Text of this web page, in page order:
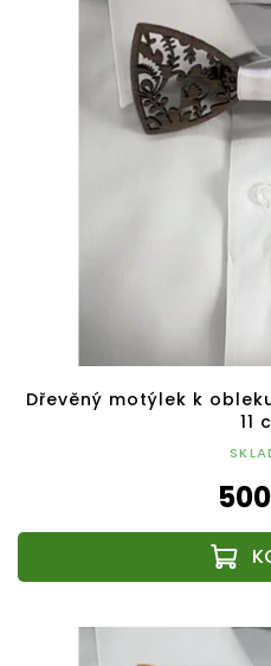
Dřevěný motýlek k
11